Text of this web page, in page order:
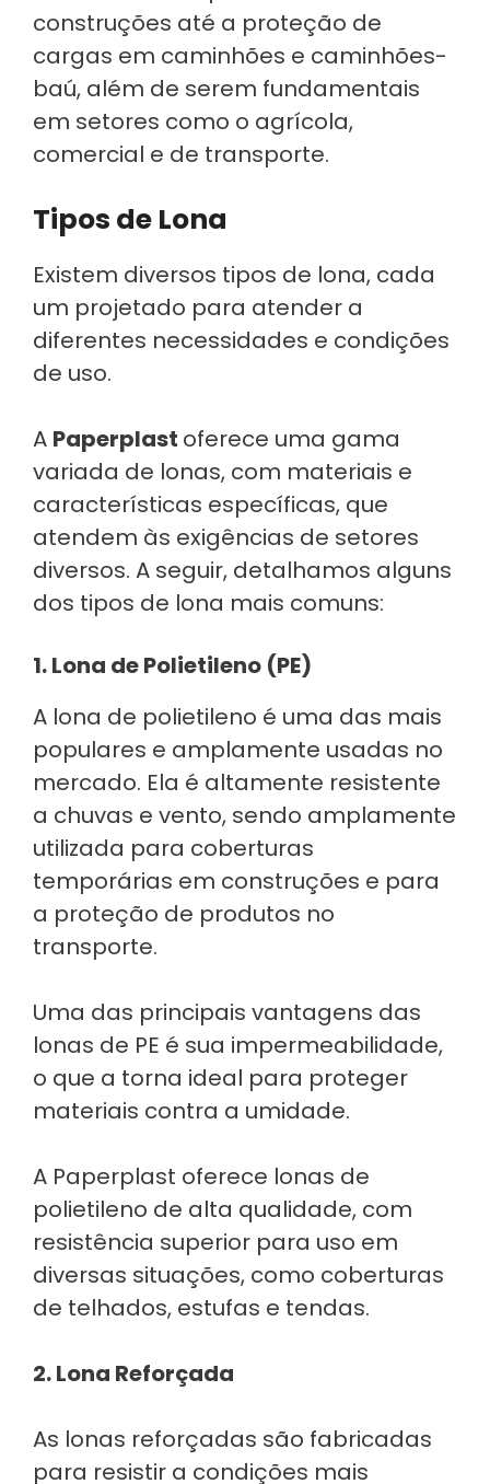
construções até a proteção de
cargas em caminhões e caminhões-
baú, além de serem fundamentais
em setores como o agrícola,
comercial e de transporte.
Tipos de Lona
Existem diversos tipos de lona, cada
um projetado para atender a
diferentes necessidades e condições
de uso.
A Paperplast oferece uma gama
variada de lonas, com materiais e
características específicas, que
atendem às exigências de setores
diversos. A seguir, detalhamos alguns
dos tipos de lona mais comuns:
1. Lona de Polietileno (PE)
A lona de polietileno é uma das mais
populares e amplamente usadas no
mercado. Ela é altamente resistente
a chuvas e vento, sendo amplamente
utilizada para coberturas
temporárias em construções e para
a proteção de produtos no
transporte.
Uma das principais vantagens das
lonas de PE é sua impermeabilidade,
o que a torna ideal para proteger
materiais contra a umidade.
A Paperplast oferece lonas de
polietileno de alta qualidade, com
resistência superior para uso em
diversas situações, como coberturas
de telhados, estufas e tendas.
2. Lona Reforçada
As lonas reforçadas são fabricadas
para resistir a condições mais